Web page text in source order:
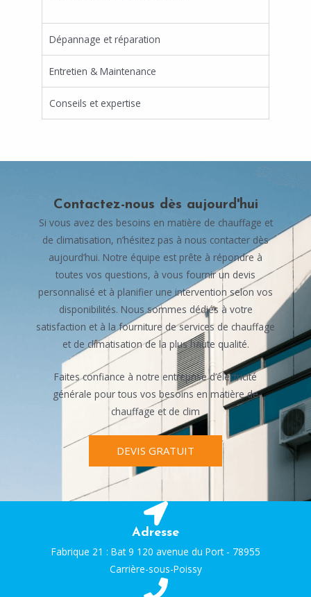
Dépannage et réparation
Entretien & Maintenance
Conseils et expertise
Contactez-nous dès aujourd'hui
Si vous avez des besoins en matière de chauffage et
de climatisation, n’hésitez pas à nous contacter dès
aujourd’hui. Notre équipe est prête à répondre à
toutes vos questions, à vous fournir un devis
personnalisé et à planifier une intervention selon vos
disponibilités. Nous sommes dédiés à votre
satisfaction et à la fourniture de services de chauffage
et de climatisation de la plus haute qualité.
Faites confiance à notre entreprise d’électricité
générale pour tous vos besoins en matière de
chauffage et de clim
DEVIS GRATUIT
Adresse
Fabrique 21 : Bat 9 120 avenue du Port - 78955
Carrière-sous-Poissy​